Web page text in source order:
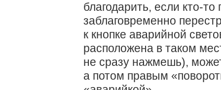
благодарить, если кто-
заблаговременно
к кнопке аварийной
расположена в таком
не сразу нажмешь),
а потом правым